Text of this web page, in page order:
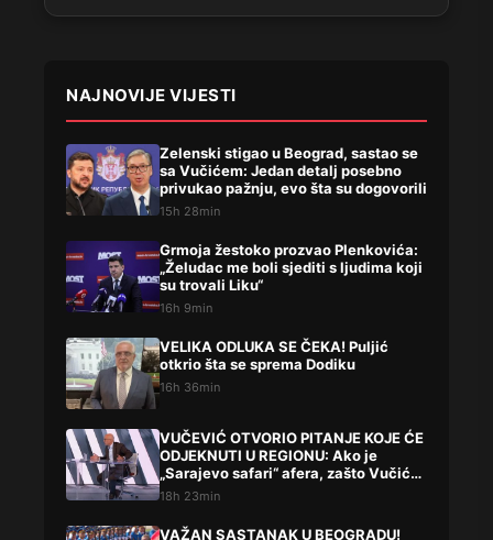
NAJNOVIJE VIJESTI
Zelenski stigao u Beograd, sastao se
sa Vučićem: Jedan detalj posebno
privukao pažnju, evo šta su dogovorili
15h 28min
Grmoja žestoko prozvao Plenkovića:
„Želudac me boli sjediti s ljudima koji
su trovali Liku“
16h 9min
VELIKA ODLUKA SE ČEKA! Puljić
otkrio šta se sprema Dodiku
16h 36min
VUČEVIĆ OTVORIO PITANJE KOJE ĆE
ODJEKNUTI U REGIONU: Ako je
„Sarajevo safari“ afera, zašto Vučića
niste procesuirali?!
18h 23min
VAŽAN SASTANAK U BEOGRADU!